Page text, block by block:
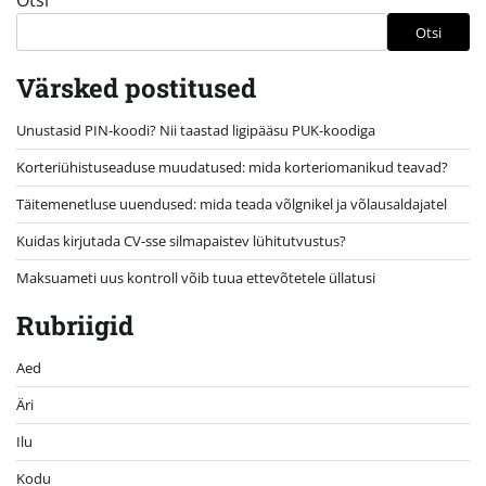
Otsi
Värsked postitused
Unustasid PIN-koodi? Nii taastad ligipääsu PUK-koodiga
Korteriühistuseaduse muudatused: mida korteriomanikud teavad?
Täitemenetluse uuendused: mida teada võlgnikel ja võlausaldajatel
Kuidas kirjutada CV-sse silmapaistev lühitutvustus?
Maksuameti uus kontroll võib tuua ettevõtetele üllatusi
Rubriigid
Aed
Äri
Ilu
Kodu